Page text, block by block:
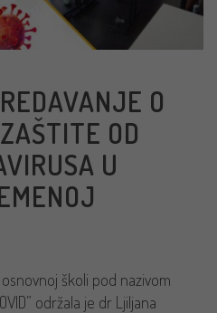
O
OD
U
školi pod nazivom
održala je dr Ljiljana